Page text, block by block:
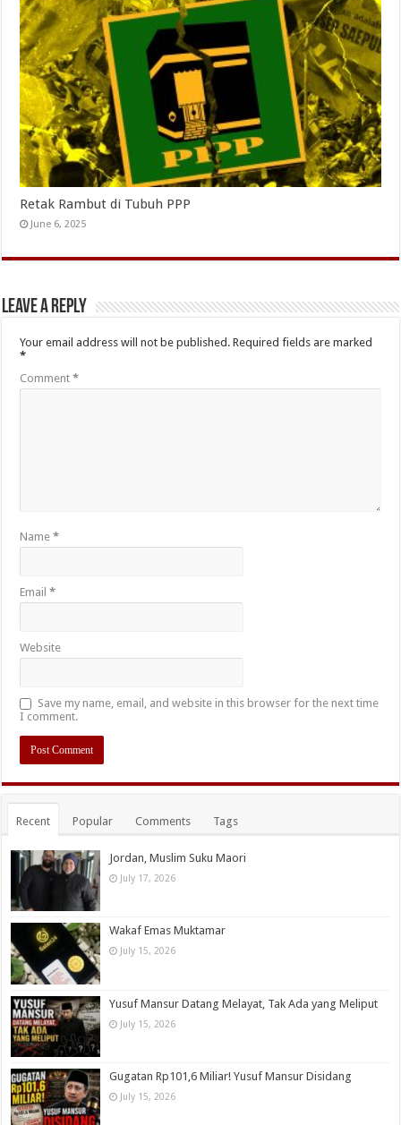
Retak Rambut di Tubuh PPP
June 6, 2025
Leave a Reply
Your email address will not be published. Required fields are marked
*
Comment*
Name*
Email*
Website
Save my name, email, and website in this browser for the next time
I comment.
Recent Popular Comments Tags
Jordan, Muslim Suku Maori
July 17, 2026
Wakaf Emas Muktamar
July 15, 2026
Yusuf Mansur Datang Melayat, Tak Ada yang Meliput
July 15, 2026
Gugatan Rp101,6 Miliar! Yusuf Mansur Disidang
July 15, 2026